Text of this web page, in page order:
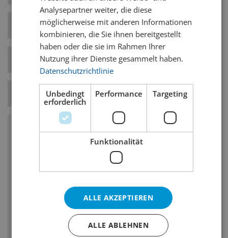
Hefe-Art Untergärig
Bierstil-Kategorie Helle Biere
Temperatur 8° C
Charakteristika
mit geringen Mengen an Schwefelstoffen
(hefebedingt)
Bestimmte Sorten weisen einen intensiveren
Hopfengeschmack/-charakter auf. Dies wird
Analysepartner weiter, die diese
möglicherweise mit anderen Informationen
kombinieren, die Sie ihnen bereitgestellt
haben oder die sie im Rahmen Ihrer
Nutzung ihrer Dienste gesammelt haben.
Datenschutzrichtlinie
Unbedingt
erforderlich
Performance Targeting
Funktionalität
ALLE AKZEPTIEREN
ALLE ABLEHNEN